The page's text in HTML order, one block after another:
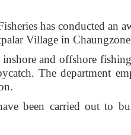
has conducted an
Village in
and offshore
The department
been carried out to